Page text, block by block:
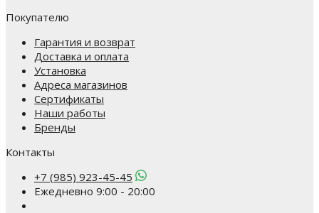
Покупателю
Гарантия и возврат
Доставка и оплата
Установка
Адреса магазинов
Сертификаты
Наши работы
Бренды
Контакты
+7 (985) 923-45-45
Ежедневно 9:00 - 20:00